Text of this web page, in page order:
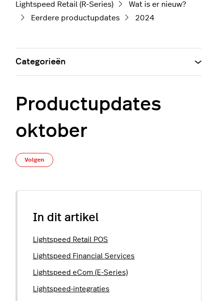
Lightspeed Retail (R-Series)
Wat is er nieuw?
Eerdere productupdates
2024
Productupdates
oktober
Volgen
In dit artikel
Lightspeed Retail POS
Lightspeed Financial Services
Lightspeed eCom (E-Series)
Lightspeed-integraties
Categorieën